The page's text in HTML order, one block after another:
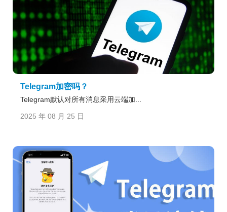
Telegram加密吗？
Telegram默认对所有消息采用云端加...
2025 年 08 月 25 日